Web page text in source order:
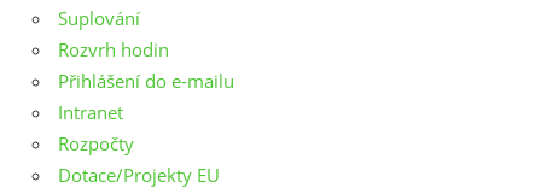
Suplování
Rozvrh hodin
Přihlášení do e-mailu
Intranet
Rozpočty
Dotace/Projekty EU